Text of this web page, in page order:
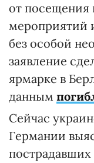
от посещения
мероприятий
без особой
заявление
ярмарке в
данным
Сейчас
Германии